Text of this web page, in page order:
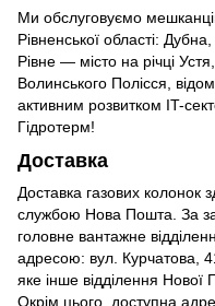
Ми обслуговуємо
Рівненської області:
Рівне — місто на річці
Волинського Полісся,
активним розвитком IT-
Гідротерм!
Доставка
Доставка газових колонок
службою Нова Пошта. За
головне вантажне
адресою: вул. Курчатова,
яке інше відділення
Окрім цього, доступна